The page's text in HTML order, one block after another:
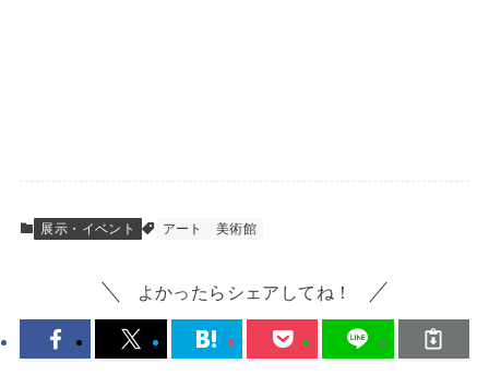
展示・イベント アート 美術館
よかったらシェアしてね！